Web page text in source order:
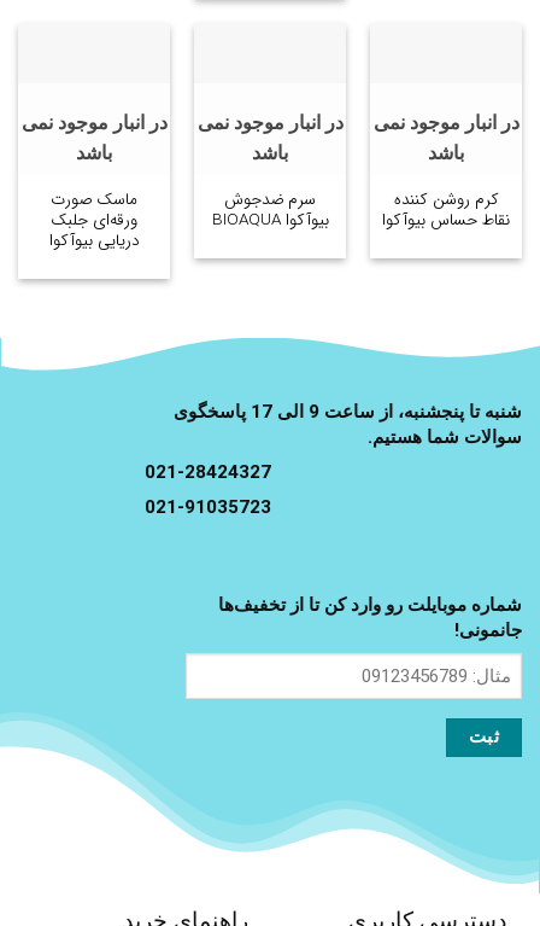
در انبار موجود نمی
باشد
کرم روشن کننده
نقاط حساس بیوآکوا
در انبار موجود نمی
باشد
سرم ضدجوش
بیوآکوا BIOAQUA
در انبار موجود نمی
باشد
ماسک صورت
ورقه‌ای جلبک
دریایی بیوآکوا
شنبه تا پنجشنبه، از ساعت 9 الی 17 پاسخگوی
سوالات شما هستیم.
021-28424327
021-91035723
شماره موبایلت رو وارد کن تا از تخفیف‌ها
جانمونی!
مثال:
09123456789